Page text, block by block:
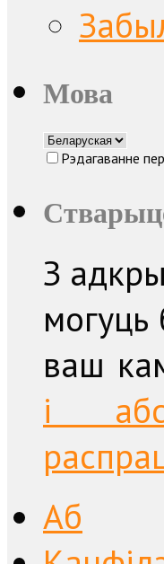
Мова
Рэдагаванне
З
ваш
і
Аб